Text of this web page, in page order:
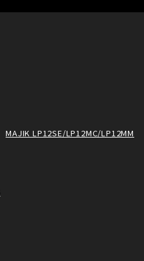
MAJIK LP12SE/LP12MC/LP12MM